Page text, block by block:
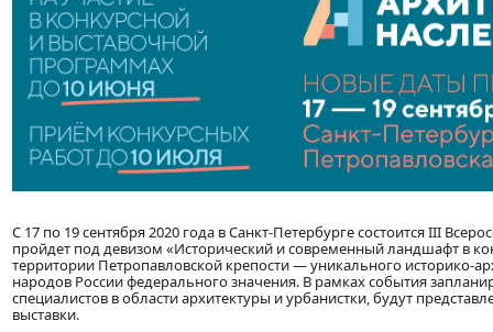
С 17 по 19 сентября 2020 года в Санкт-Петербурге состоится III
пройдет под девизом «Исторический и современный ландшафт в
территории Петропавловской крепости — уникального историко-
народов России федерального значения. В рамках события
специалистов в области архитектуры и урбанистки, будут
выставки.